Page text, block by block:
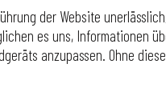
der Website
es uns, Informationen
anzupassen. Ohne